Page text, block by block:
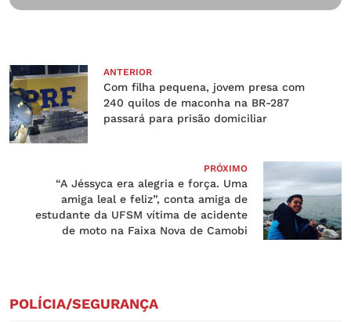
ANTERIOR
Com filha pequena, jovem presa com
240 quilos de maconha na BR-287
passará para prisão domiciliar
PRÓXIMO
“A Jéssyca era alegria e força. Uma
amiga leal e feliz”, conta amiga de
estudante da UFSM vítima de acidente
de moto na Faixa Nova de Camobi
POLÍCIA/SEGURANÇA